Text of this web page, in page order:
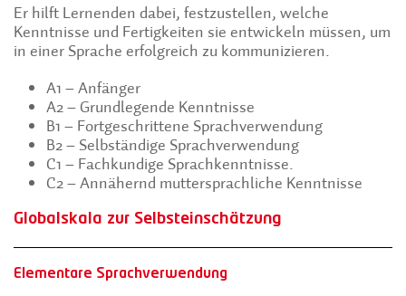
Er hilft Lernenden dabei, festzustellen, welche
Kenntnisse und Fertigkeiten sie entwickeln müssen, um
in einer Sprache erfolgreich zu kommunizieren.
A1 – Anfänger
A2 – Grundlegende Kenntnisse
B1 – Fortgeschrittene Sprachverwendung
B2 – Selbständige Sprachverwendung
C1 – Fachkundige Sprachkenntnisse.
C2 – Annähernd muttersprachliche Kenntnisse
Globalskala zur Selbsteinschätzung
Elementare Sprachverwendung